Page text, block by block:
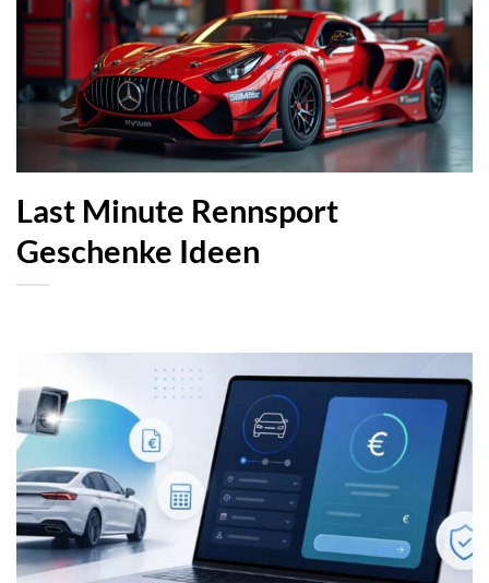
Last Minute Rennsport
Geschenke Ideen